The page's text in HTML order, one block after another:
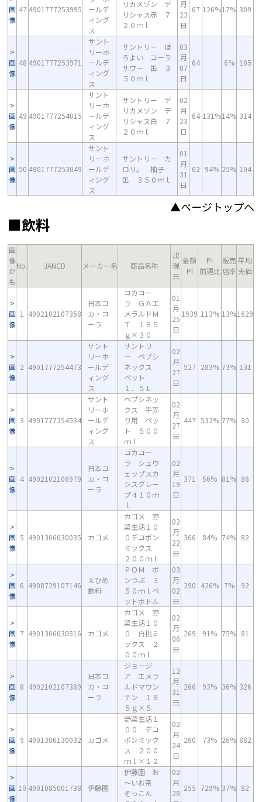
画
像
47 4901777253995
ールデ
ィング
ス
リカメゾン デ
リシャス赤 ７
２０ｍｌ
月
23
日
67 126%17% 309
画
像
48 4901777253971
サント
リーホ
ールデ
ィング
ス
サントリー ほ
ろよい コーラ
サワー 缶 ３
５０ｍｌ
03
月
07
日
64 6% 105
画
像
49 4901777254015
サント
リーホ
ールデ
ィング
ス
サントリー デ
リカメゾン デ
リシャス白 ７
２０ｍｌ
02
月
23
日
64 131%14% 314
画
像
50 4901777253049
サント
リーホ
ールデ
ィング
ス
サントリー カ
ロリ。 柚子
缶 ３５０ｍｌ
01
月
31
日
62 94% 25% 104
▲ページトップへ
■飲料
画
像
か
も
No. JANCD メーカー名 商品名称
出
現
日
金額
PI
PI
前週比
販売
店率
平均
売価
画
像
1 4902102107358
日本コ
カ・コ
ーラ
コカコー
ラ ＧＡエ
メラルドＭ
Ｔ １８５
ｇ×３０
01
月
25
日
1939 113% 13%1629
画
像
2 4901777254473
サント
リーホ
ールデ
ィング
ス
サントリ
ー ペプシ
ネックス
ペット
１．５Ｌ
02
月
27
日
527 283% 73% 131
画
像
3 4901777254534
サント
リーホ
ールデ
ィング
ス
ペプシネッ
クス 手売
り用 ペッ
ト ５００
ｍｌ
02
月
27
日
447 532% 77% 80
画
像
4 4902102106979
日本コ
カ・コ
ーラ
コカコー
ラ シュウ
ェップスカ
シスグレー
プ４１０ｍ
ｌ
02
月
19
日
371 56% 81% 86
画
像
5 4901306030035 カゴメ
カゴメ 野
菜生活１０
０デコポン
ミックス
２００ｍｌ
02
月
22
日
366 84% 74% 82
画
像
6 4908729107146
えひめ
飲料
ＰＯＭ ポ
ンつぶ ３
５０ｍｌペ
ットボトル
03
月
02
日
290 426% 7% 92
画
像
7 4901306030516 カゴメ
カゴメ 野
菜生活１０
０ 白桃ミ
ックス ２
００ｍｌ
02
月
06
日
269 91% 75% 81
画
像
8 4902102107389
日本コ
カ・コ
ーラ
ジョージ
ア エメラ
ルドマウン
テン １８
５ｇ×５
12
月
31
日
266 93% 36% 326
画
像
9 4901306130032 カゴメ
野菜生活１
００ デコ
ポンミック
ス ２００
ｍｌ×１２
02
月
24
日
260 73% 26% 882
画
像
10 4901085001738 伊藤園
伊藤園 お
～いお茶
ぞっこん
02
月
28
255 729% 37% 82